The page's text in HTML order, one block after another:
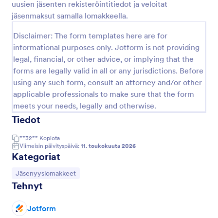
uusien jäsenten rekisteröintitiedot ja veloitat
jäsenmaksut samalla lomakkeella.
Disclaimer: The form templates here are for
informational purposes only. Jotform is not providing
legal, financial, or other advice, or implying that the
forms are legally valid in all or any jurisdictions. Before
using any such form, consult an attorney and/or other
applicable professionals to make sure that the form
meets your needs, legally and otherwise.
Tiedot
**32** Kopiota
Viimeisin päivityspäivä: 11. toukokuuta 2026
Kategoriat
Siirry kategoriaan:
Jäsenyyslomakkeet
Tehnyt
Jotform
Esikatselu